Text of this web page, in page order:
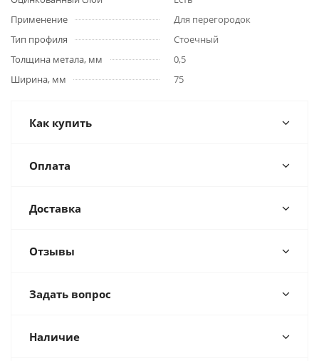
Применение
Для перегородок
Тип профиля
Стоечный
Толщина метала, мм
0,5
Ширина, мм
75
Как купить
Оплата
Доставка
Отзывы
Задать вопрос
Наличие